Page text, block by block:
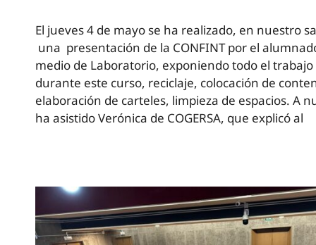
El jueves 4 de mayo se ha realizado, en nuestro
una presentación de la CONFINT por el
medio de Laboratorio, exponiendo todo el
durante este curso, reciclaje, colocación de
elaboración de carteles, limpieza de espacios. A
ha asistido Verónica de COGERSA, que explicó al